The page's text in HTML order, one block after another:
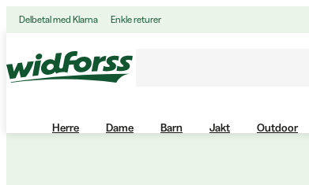
Delbetal med Klarna Enkle returer
Herre Dame Barn Jakt Outdoor